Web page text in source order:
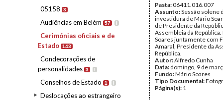
05158 3
Audiências em Belém 57 I
Cerimónias oficiais e de
Estado 143
Condecorações de
personalidades 3 I
Conselhos de Estado 1 I
Deslocações ao estrangeiro
Pasta:06411.016.007
Assunto:Sessão solene
investidura de Mário
de Presidente da
Assembleia da
Soares juntamente com
Amaral, Presidente da
República.
Autor:Alfredo Cunha
Data: domingo, 9 de
Fundo:Mário Soares
Tipo Documental:
Página(s): 1